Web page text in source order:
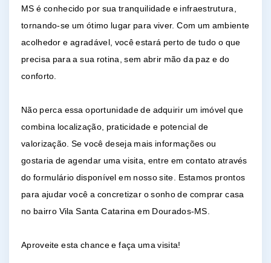
MS é conhecido por sua tranquilidade e infraestrutura,
tornando-se um ótimo lugar para viver. Com um ambiente
acolhedor e agradável, você estará perto de tudo o que
precisa para a sua rotina, sem abrir mão da paz e do
conforto.
Não perca essa oportunidade de adquirir um imóvel que
combina localização, praticidade e potencial de
valorização. Se você deseja mais informações ou
gostaria de agendar uma visita, entre em contato através
do formulário disponível em nosso site. Estamos prontos
para ajudar você a concretizar o sonho de comprar casa
no bairro Vila Santa Catarina em Dourados-MS.
Aproveite esta chance e faça uma visita!